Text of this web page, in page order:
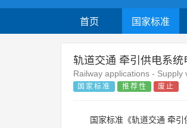
首页 国家标准
轨道交通 牵引供电系统
Railway applications -
国家标准 推荐性 废止
国家标准《轨道交通 牵